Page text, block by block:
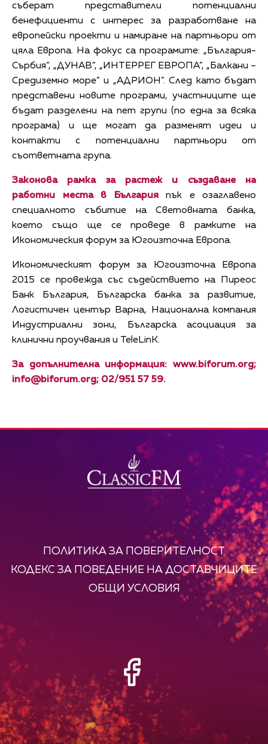
съберат представители потенциални
бенефициенти с интерес за разработване на
европейски проекти и намиране на партньори от
цяла Европа. На фокус са програмите: „България-
Сърбия”, „ДУНАВ”, „ИНТЕРРЕГ ЕВРОПА”, „Балкани –
Средиземно море” и „АДРИОН”. След като бъдат
представени новите програми, участниците ще
бъдат разделени на пет групи (по една за всяка
програма) и ще могат да разменят идеи и
контакти с потенциални партньори от
съответната група.
Законова рамка за растеж и създаване на
работни места в Българияпък е озаглавено
специалното събитие на Световната банка,
което също ще се проведе в рамките на
Икономическия форум за Югоизточна Европа.
Икономическият форум за Югоизточна Европа
2015 се провежда със съдействието на Пиреос
Банк България, Българска банка за развитие,
Логистичен център Варна, Национална компания
Индустриални зони, Българска асоциация за
клинични проучвания и TeleLinK.
За допълнителна информация: www.biforum.org;
info@biforum.org; 02/951 57 59.
ПОЛИТИКА ЗА ПОВЕРИТЕЛНОСТ
КОДЕКС ЗА ПОВЕДЕНИЕ НА ДОСТАВЧИЦИТЕ
ОБЩИ УСЛОВИЯ